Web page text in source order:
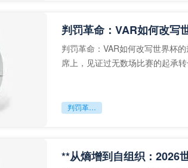
判罚革命：VAR如何改写
判罚革命：VAR如何改写世界杯
席上，见证过无数场比赛的起承
判罚革命：VAR如何改写世界杯的规则与秩序